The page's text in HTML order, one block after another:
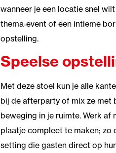
wanneer je een locatie snel
thema‑event of een intieme
opstelling.
Speelse
Met deze stoel kun je alle
bij de afterparty of mix ze met
beweging in je ruimte. Werk af
plaatje compleet te maken; zo
setting die gasten direct op